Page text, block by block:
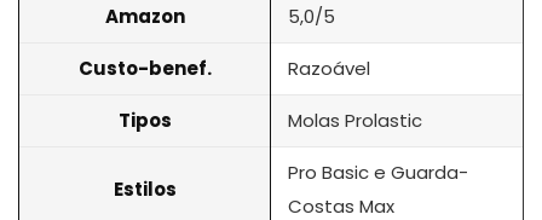
Amazon 5,0/5
Custo-benef. Razoável
Tipos Molas Prolastic
Estilos
Pro Basic e Guarda-
Costas Max